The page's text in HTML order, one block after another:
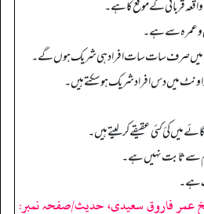
قربانی کے موقع کا ہے۔
وعمرہ سے ہے۔
میں صرف سات سات افراد ہی شریک ہوں گے۔
اونٹ میں دس افراد شریک ہوسکتے ہیں۔
میں کئ کئی عقیقے کرلیتے ہیں۔
سے ثابت نہیں ہے۔
ہے۔
عمر فاروق سعیدی، حدیث/صفحہ نمبر: